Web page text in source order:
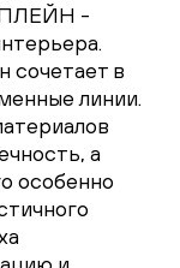
ПЛЕЙН -
сочетает в
линии.
а
особенно